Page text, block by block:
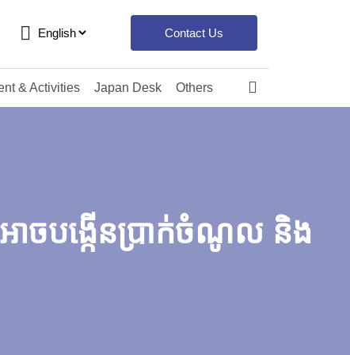
Contact Us
& Activities Japan Desk Others
អាចបង្កើនប្រាក់ចំណូល និង